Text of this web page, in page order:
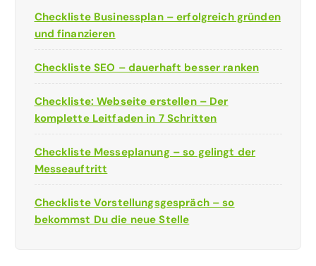
Checkliste Businessplan – erfolgreich gründen
und finanzieren
Checkliste SEO – dauerhaft besser ranken
Checkliste: Webseite erstellen – Der
komplette Leitfaden in 7 Schritten
Checkliste Messeplanung – so gelingt der
Messeauftritt
Checkliste Vorstellungsgespräch – so
bekommst Du die neue Stelle